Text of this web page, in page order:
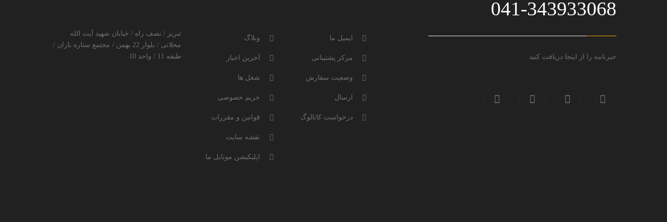
041-343933068
خبرنامه را از اینجا دریافت کنید
ایمیل ما
مرکز پشتیبانی
وضعیت سفارش
ارسال
درخواست کاتالوگ
وبلاگ
آخرین اخبار
شغل ها
حریم خصوصی
قوانین و مقررات
نقشه سایت
اپلیکیشن موبایل ما
تبریز / نصف راه / خیابان شهید آیت الله
محلاتی / بلوار 22 بهمن / مجتمع ستاره باران /
طبقه 11 / واحد 10